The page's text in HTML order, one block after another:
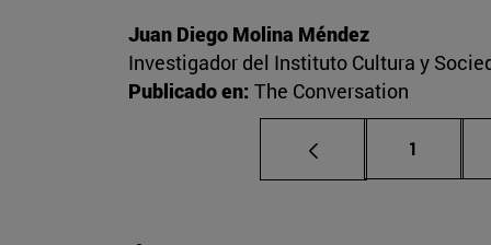
Juan Diego Molina Méndez
Investigador del Instituto Cultura y
Publicado en: The Conversation
Página
1